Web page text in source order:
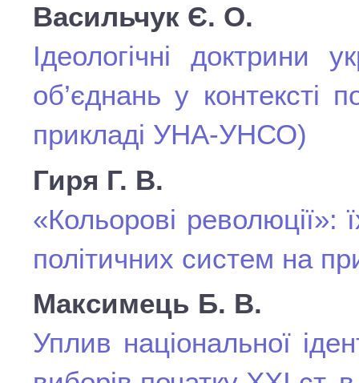
Васильчук Є. О.
Ідеологічні доктрини
об’єднань у контексті
прикладі УНА-УНСО)
Гиря Г. В.
«Кольорові революції»:
політичних систем на
Максимець Б. В.
Уплив національної